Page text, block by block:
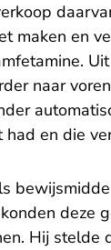
maken en
naar
en die
deze
Hij stelde